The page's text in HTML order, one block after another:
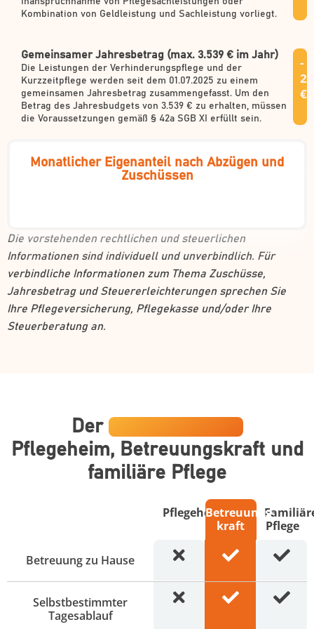
Kombination von Geldleistung und Sachleistung vorliegt.
Gemeinsamer Jahresbetrag (max. 3.539 € im Jahr)
Die Leistungen der Verhinderungspflege und der
Kurzzeitpflege werden seit dem 01.07.2025 zu einem
gemeinsamen Jahresbetrag zusammengefasst. Um den
Betrag des Jahresbudgets von 3.539 € zu erhalten, müssen
die Voraussetzungen gemäß § 42a SGB XI erfüllt sein.
-
€
Monatlicher Eigenanteil nach Abzügen und
Zuschüssen
Die vorstehenden rechtlichen und steuerlichen
Informationen sind individuell und unverbindlich. Für
verbindliche Informationen zum Thema Zuschüsse,
Jahresbetrag und Steuererleichterungen sprechen Sie
Ihre Pflegeversicherung, Pflegekasse und/oder Ihre
Steuerberatung an.
Der Direktvergleich
Pflegeheim, Betreuungskraft und
familiäre Pflege
PflegeheimBetreuungs­
kraft
Pflege
Betreuung zu Hause
Selbstbestimmter
Tagesablauf